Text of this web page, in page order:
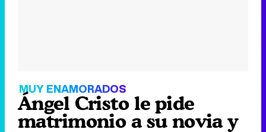
MUY ENAMORADOS
Ángel Cristo le pide
matrimonio a su novia y